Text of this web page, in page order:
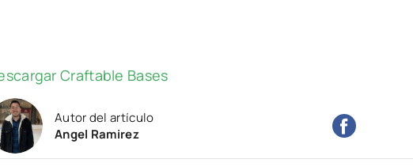
Craftable Bases
Autor del artículo
Angel Ramirez